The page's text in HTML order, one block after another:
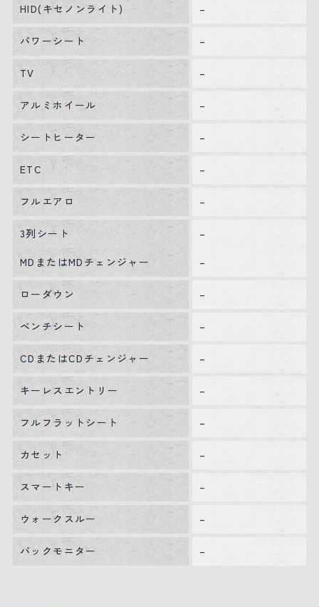
HID(キセノンライト) –
パワーシート –
TV –
アルミホイール –
シートヒーター –
ETC –
フルエアロ –
3列シート
–
MDまたはMDチェンジャー
–
ローダウン –
ベンチシート –
CDまたはCDチェンジャー –
キーレスエントリー –
フルフラットシート –
カセット –
スマートキー –
ウォークスルー –
バックモニター –